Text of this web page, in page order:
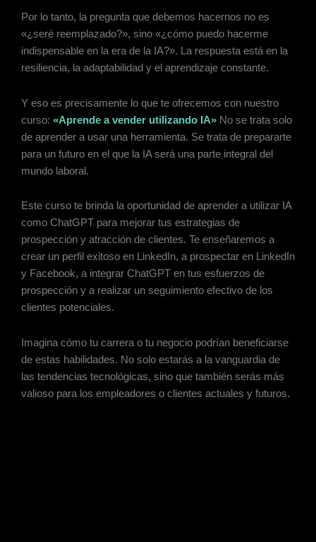
Por lo tanto, la pregunta que debemos hacernos no es
«¿seré reemplazado?», sino «¿cómo puedo hacerme
indispensable en la era de la IA?». La respuesta está en la
resiliencia, la adaptabilidad y el aprendizaje constante.
Y eso es precisamente lo que te ofrecemos con nuestro
curso: «Aprende a vender utilizando IA» No se trata solo
de aprender a usar una herramienta. Se trata de prepararte
para un futuro en el que la IA será una parte integral del
mundo laboral.
Este curso te brinda la oportunidad de aprender a utilizar IA
como ChatGPT para mejorar tus estrategias de
prospección y atracción de clientes. Te enseñaremos a
crear un perfil exitoso en LinkedIn, a prospectar en LinkedIn
y Facebook, a integrar ChatGPT en tus esfuerzos de
prospección y a realizar un seguimiento efectivo de los
clientes potenciales.
Imagina cómo tu carrera o tu negocio podrían beneficiarse
de estas habilidades. No solo estarás a la vanguardia de
las tendencias tecnológicas, sino que también serás más
valioso para los empleadores o clientes actuales y futuros.